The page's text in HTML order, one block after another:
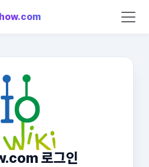
로그인